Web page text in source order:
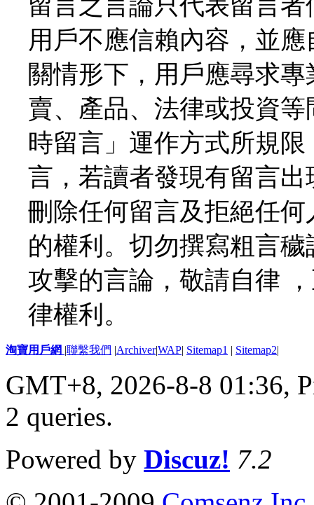
留言之言論只代表留言
用戶不應信賴內容，並
關情形下，用戶應尋求
賣、產品、法律或投資
時留言」運作方式所規
言，若讀者發現有留言
刪除任何留言及拒絕任
的權利。切勿撰寫粗言
攻擊的言論，敬請自律
律權利。
淘寶用戶網 |聯繫我們 |Archiver|WAP| Sitemap1 | Sitemap2|
GMT+8, 2026-8-8 01:36,
2 queries.
Powered by Discuz! 7.2